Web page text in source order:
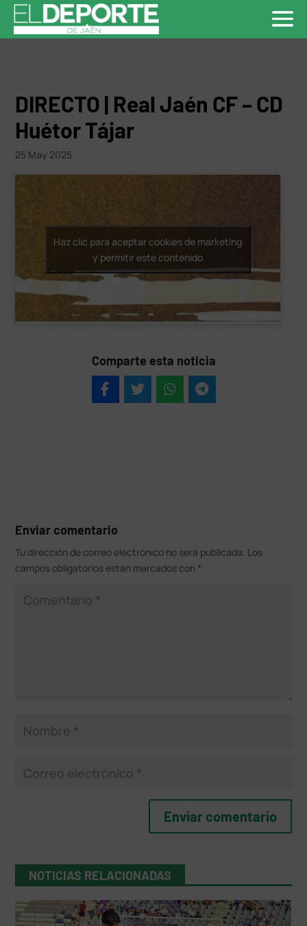
DIRECTO | Real Jaén CF – CD
Huétor Tájar
25 May 2025
Haz clic para aceptar cookies de marketing
y permitir este contenido
Comparte esta noticia
Enviar comentario
Tu dirección de correo electrónico no será publicada. Los
campos obligatorios están marcados con *
NOTICIAS RELACIONADAS